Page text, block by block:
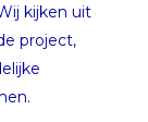
kijken uit
project,